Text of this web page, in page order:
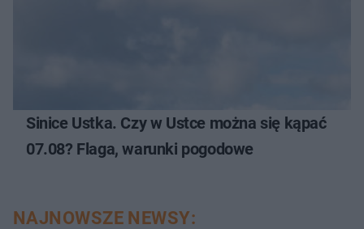
Sinice Ustka. Czy w Ustce można się kąpać
07.08? Flaga, warunki pogodowe
NAJNOWSZE NEWSY: